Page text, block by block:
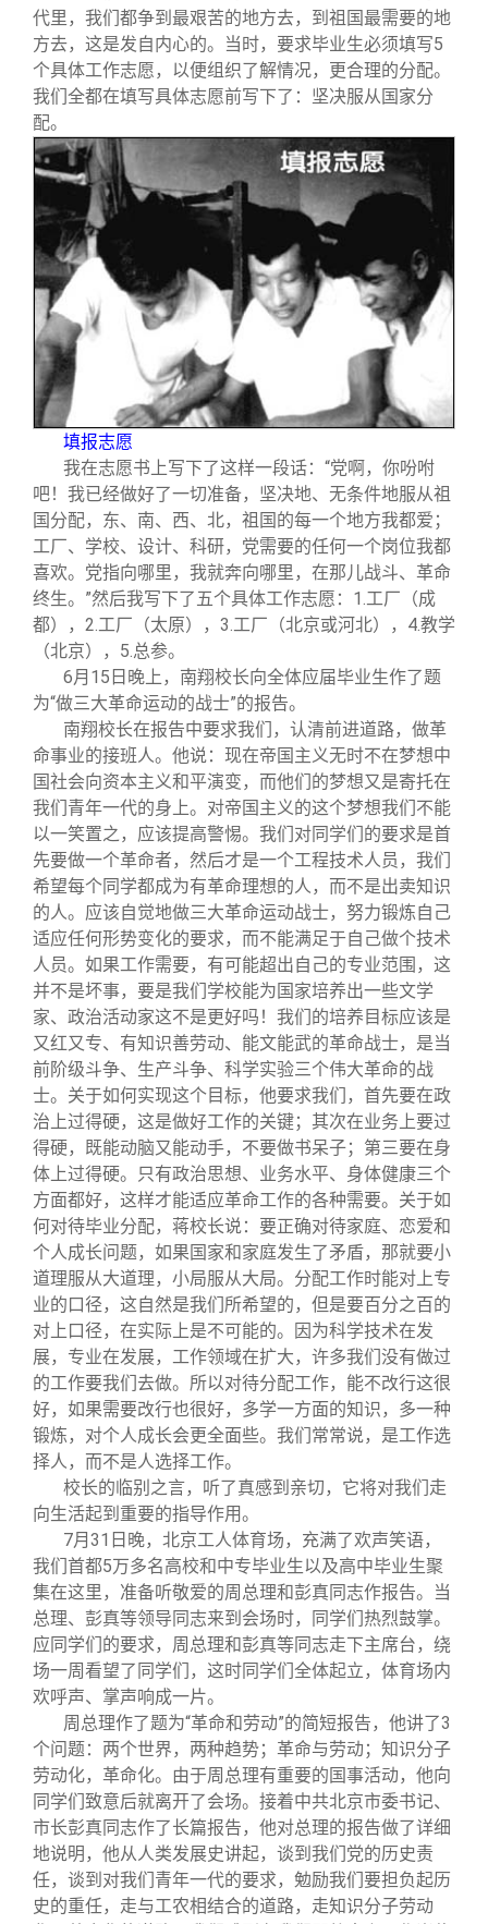
代里，我们都争到最艰苦的地方去，到祖国最需要的地
方去，这是发自内心的。当时，要求毕业生必须填写5
个具体工作志愿，以便组织了解情况，更合理的分配。
我们全都在填写具体志愿前写下了：坚决服从国家分
配。
填报志愿
我在志愿书上写下了这样一段话：“党啊，你吩咐
吧！我已经做好了一切准备，坚决地、无条件地服从祖
国分配，东、南、西、北，祖国的每一个地方我都爱；
工厂、学校、设计、科研，党需要的任何一个岗位我都
喜欢。党指向哪里，我就奔向哪里，在那儿战斗、革命
终生。”然后我写下了五个具体工作志愿：1.工厂（成
都），2.工厂（太原），3.工厂（北京或河北），4.教学
（北京），5.总参。
6月15日晚上，南翔校长向全体应届毕业生作了题
为“做三大革命运动的战士”的报告。
南翔校长在报告中要求我们，认清前进道路，做革
命事业的接班人。他说：现在帝国主义无时不在梦想中
国社会向资本主义和平演变，而他们的梦想又是寄托在
我们青年一代的身上。对帝国主义的这个梦想我们不能
以一笑置之，应该提高警惕。我们对同学们的要求是首
先要做一个革命者，然后才是一个工程技术人员，我们
希望每个同学都成为有革命理想的人，而不是出卖知识
的人。应该自觉地做三大革命运动战士，努力锻炼自己
适应任何形势变化的要求，而不能满足于自己做个技术
人员。如果工作需要，有可能超出自己的专业范围，这
并不是坏事，要是我们学校能为国家培养出一些文学
家、政治活动家这不是更好吗！我们的培养目标应该是
又红又专、有知识善劳动、能文能武的革命战士，是当
前阶级斗争、生产斗争、科学实验三个伟大革命的战
士。关于如何实现这个目标，他要求我们，首先要在政
治上过得硬，这是做好工作的关键；其次在业务上要过
得硬，既能动脑又能动手，不要做书呆子；第三要在身
体上过得硬。只有政治思想、业务水平、身体健康三个
方面都好，这样才能适应革命工作的各种需要。关于如
何对待毕业分配，蒋校长说：要正确对待家庭、恋爱和
个人成长问题，如果国家和家庭发生了矛盾，那就要小
道理服从大道理，小局服从大局。分配工作时能对上专
业的口径，这自然是我们所希望的，但是要百分之百的
对上口径，在实际上是不可能的。因为科学技术在发
展，专业在发展，工作领域在扩大，许多我们没有做过
的工作要我们去做。所以对待分配工作，能不改行这很
好，如果需要改行也很好，多学一方面的知识，多一种
锻炼，对个人成长会更全面些。我们常常说，是工作选
择人，而不是人选择工作。
校长的临别之言，听了真感到亲切，它将对我们走
向生活起到重要的指导作用。
7月31日晚，北京工人体育场，充满了欢声笑语，
我们首都5万多名高校和中专毕业生以及高中毕业生聚
集在这里，准备听敬爱的周总理和彭真同志作报告。当
总理、彭真等领导同志来到会场时，同学们热烈鼓掌。
应同学们的要求，周总理和彭真等同志走下主席台，绕
场一周看望了同学们，这时同学们全体起立，体育场内
欢呼声、掌声响成一片。
周总理作了题为“革命和劳动”的简短报告，他讲了3
个问题：两个世界，两种趋势；革命与劳动；知识分子
劳动化，革命化。由于周总理有重要的国事活动，他向
同学们致意后就离开了会场。接着中共北京市委书记、
市长彭真同志作了长篇报告，他对总理的报告做了详细
地说明，他从人类发展史讲起，谈到我们党的历史责
任，谈到对我们青年一代的要求，勉励我们要担负起历
史的重任，走与工农相结合的道路，走知识分子劳动